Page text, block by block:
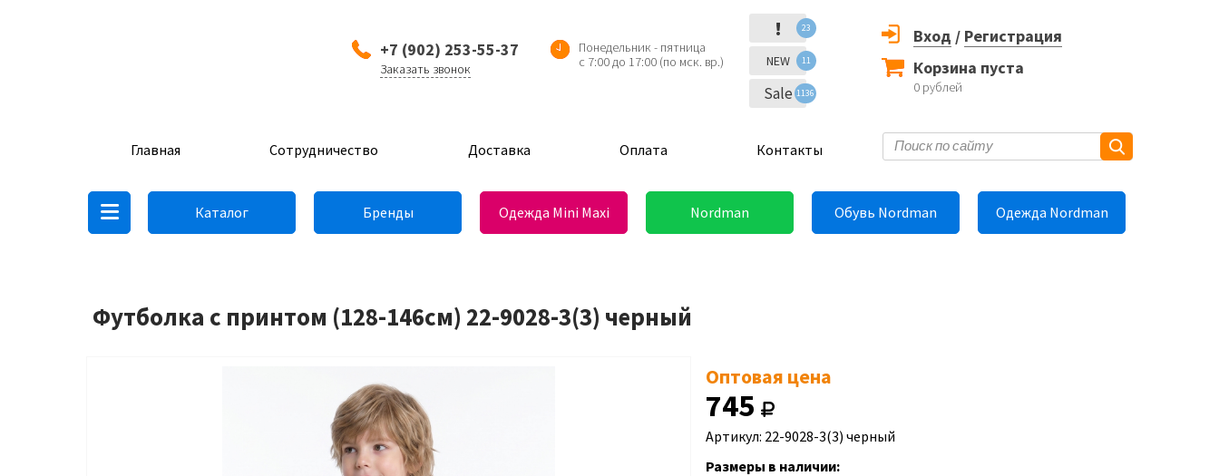
+7 (902) 253-55-37
Заказать звонок
Понедельник - пятница
с 7:00 до 17:00 (по мск. вр.)
! 23
NEW 11
Sale 1136
Вход / Регистрация
Корзина пуста
0 рублей
Главная Сотрудничество Доставка Оплата Контакты
Каталог Бренды Одежда Mini Maxi Nordman Обувь Nordman Одежда Nordman
Футболка с принтом (128-146см) 22-9028-3(3) черный
Оптовая цена
745
Артикул: 22-9028-3(3) черный
Размеры в наличии: